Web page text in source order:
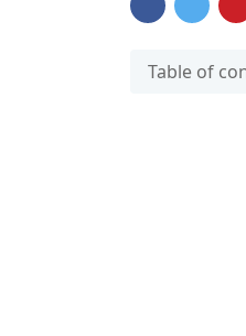
Table of